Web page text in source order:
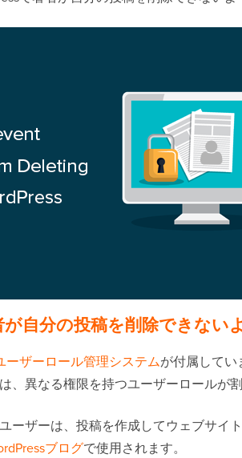
自分の投稿を削除できない
ーザーロール管理システムが付属してい
、異なる権限を持つユーザーロールが
ーザーは、投稿を作成してウェブサイ
ブログで使用されます。